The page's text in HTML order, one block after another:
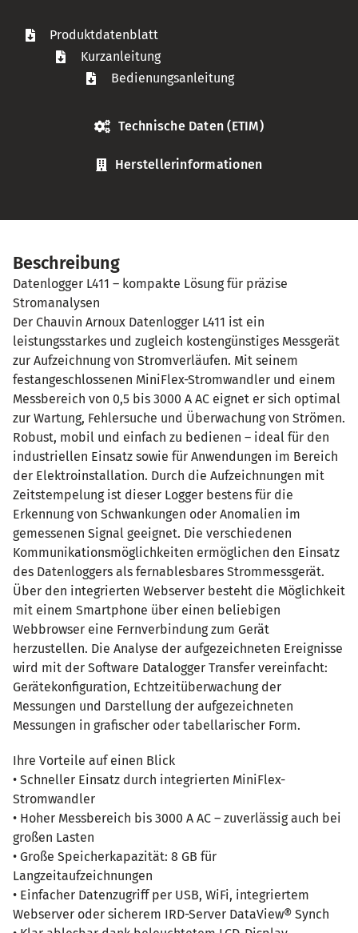
Produktdatenblatt
Kurzanleitung
Bedienungsanleitung
Technische Daten (ETIM)
Herstellerinformationen
Beschreibung
Datenlogger L411 – kompakte Lösung für präzise
Stromanalysen
Der Chauvin Arnoux Datenlogger L411 ist ein
leistungsstarkes und zugleich kostengünstiges Messgerät
zur Aufzeichnung von Stromverläufen. Mit seinem
festangeschlossenen MiniFlex-Stromwandler und einem
Messbereich von 0,5 bis 3000 A AC eignet er sich optimal
zur Wartung, Fehlersuche und Überwachung von Strömen.
Robust, mobil und einfach zu bedienen – ideal für den
industriellen Einsatz sowie für Anwendungen im Bereich
der Elektroinstallation. Durch die Aufzeichnungen mit
Zeitstempelung ist dieser Logger bestens für die
Erkennung von Schwankungen oder Anomalien im
gemessenen Signal geeignet. Die verschiedenen
Kommunikationsmöglichkeiten ermöglichen den Einsatz
des Datenloggers als fernablesbares Strommessgerät.
Über den integrierten Webserver besteht die Möglichkeit
mit einem Smartphone über einen beliebigen
Webbrowser eine Fernverbindung zum Gerät
herzustellen. Die Analyse der aufgezeichneten Ereignisse
wird mit der Software Datalogger Transfer vereinfacht:
Gerätekonfiguration, Echtzeitüberwachung der
Messungen und Darstellung der aufgezeichneten
Messungen in grafischer oder tabellarischer Form.
Ihre Vorteile auf einen Blick
• Schneller Einsatz durch integrierten MiniFlex-
Stromwandler
• Hoher Messbereich bis 3000 A AC – zuverlässig auch bei
großen Lasten
• Große Speicherkapazität: 8 GB für
Langzeitaufzeichnungen
• Einfacher Datenzugriff per USB, WiFi, integriertem
Webserver oder sicherem IRD-Server DataView® Synch